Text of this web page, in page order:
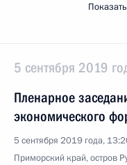
5 сентября 2019
Пленарное
экономического
5 сентября 2019 года,
Приморский край, остров